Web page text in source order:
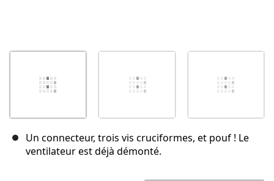
Un connecteur, trois vis cruciformes, et pouf ! Le
ventilateur est déjà démonté.